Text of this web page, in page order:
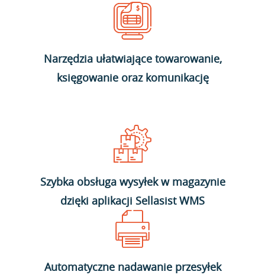
Narzędzia ułatwiające towarowanie,
księgowanie oraz komunikację
Szybka obsługa wysyłek w magazynie
dzięki aplikacji Sellasist WMS
Automatyczne nadawanie przesyłek